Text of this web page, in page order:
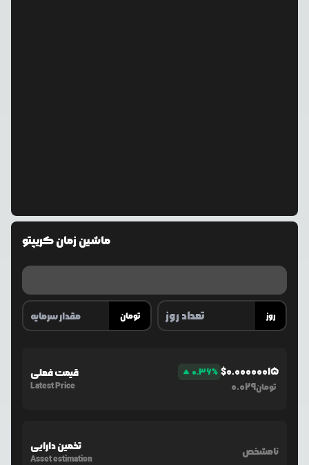
ماشین زمان کریپتو
تومان روز
قیمت فعلی
Latest Price
0.36% $0.00000015
0.029تومان
تخمین دارایی
Asset estimation
نامشخص